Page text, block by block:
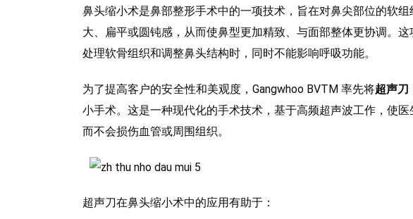
鼻头缩小术是鼻部整形手术中的一项技术，旨在对鼻尖部位的软
大、扁平或圆钝感，从而使鼻型更加精致、与面部整体更协调。
处理软骨组织和调整鼻头结构时，同时不能影响呼吸功能。
为了提高客户的安全性和美观度，Gangwhoo BVTM 率先将超声刀
小手术。这是一种现代化的手术技术，基于高频超声波工作，使医
而不会损伤血管或周围组织。
超声刀在鼻头缩小术中的应用有助于：